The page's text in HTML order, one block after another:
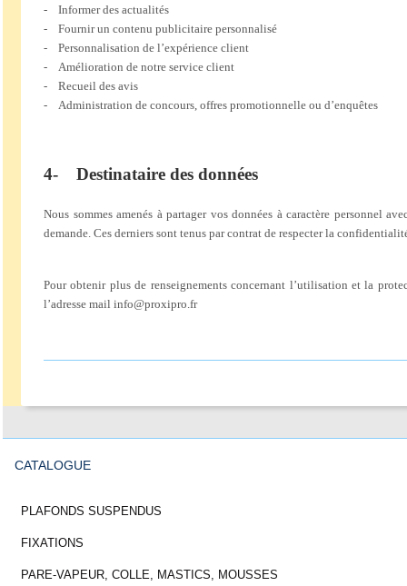
- Informer des actualités
- Fournir un contenu publicitaire personnalisé
- Personnalisation de l’expérience client
- Amélioration de notre service client
- Recueil des avis
- Administration de concours, offres promotionnelle ou d’enquêtes
4- Destinataire des données
Nous sommes amenés à partager vos données à caractère personnel
demande. Ces derniers sont tenus par contrat de respecter la
Pour obtenir plus de renseignements concernant l’utilisation et la
l’adresse mail info@proxipro.fr
CATALOGUE
PLAFONDS SUSPENDUS
FIXATIONS
PARE-VAPEUR, COLLE, MASTICS, MOUSSES